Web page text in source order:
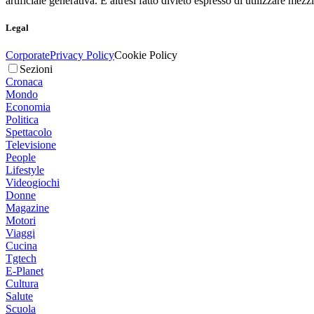
Legal
CorporatePrivacy PolicyCookie Policy
Sezioni
Cronaca
Mondo
Economia
Politica
Spettacolo
Televisione
People
Lifestyle
Videogiochi
Donne
Magazine
Motori
Viaggi
Cucina
Tgtech
E-Planet
Cultura
Salute
Scuola